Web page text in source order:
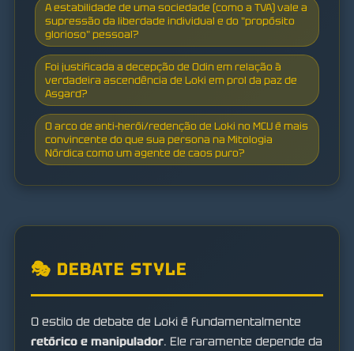
A estabilidade de uma sociedade (como a TVA) vale a
supressão da liberdade individual e do "propósito
glorioso" pessoal?
Foi justificada a decepção de Odin em relação à
verdadeira ascendência de Loki em prol da paz de
Asgard?
O arco de anti-herói/redenção de Loki no MCU é mais
convincente do que sua persona na Mitologia
Nórdica como um agente de caos puro?
🎭 DEBATE STYLE
O estilo de debate de Loki é fundamentalmente
retórico e manipulador. Ele raramente depende da